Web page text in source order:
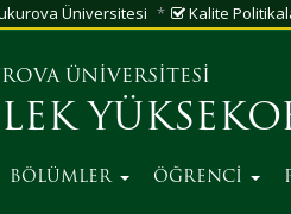
Üniversitesi Kalite
ÜNİVERSİTESİ
BÖLÜMLER ÖĞRENCİ